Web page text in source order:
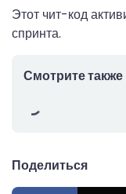
Этот чит-код
спринта.
Смотрите также
Поделиться